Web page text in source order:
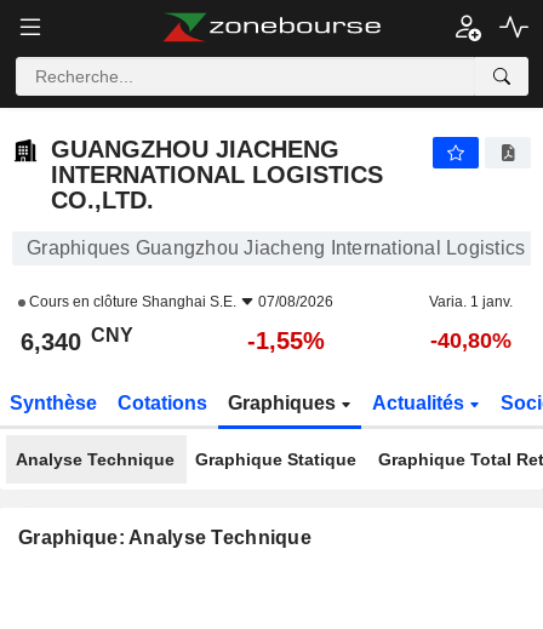
GUANGZHOU JIACHENG
INTERNATIONAL LOGISTICS
CO.,LTD.
Graphiques Guangzhou Jiacheng International Logistics
Cours en clôture Shanghai S.E. 07/08/2026 Varia. 1 janv.
6,340 CNY -1,55% -40,80%
Synthèse Cotations Graphiques Actualités
Analyse Technique Graphique Statique Graphique Total
Graphique: Analyse Technique